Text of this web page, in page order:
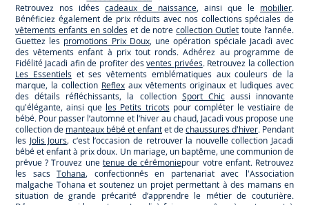
Retrouvez nos idées cadeaux de naissance, ainsi que le mobilier.
Bénéficiez également de prix réduits avec nos collections spéciales de
vêtements enfants en soldeset de notrecollection Outlet toute l’année.
Guettez les promotions Prix Doux, une opération spéciale Jacadi avec
des vêtements enfant à prix tout ronds. Adhérez au programme de
Fidélité Jacadi afin de profiter desventes privées. Retrouvez la collection
Les Essentielset ses vêtements emblématiques aux couleurs de la
marque, la collection Reflex aux vêtements originaux et ludiques avec
des détails réfléchissants, la collection Sport Chicaussi innovante
qu'élégante, ainsi que les Petits tricotspour compléter le vestiaire de
bébé. Pour passer l’automne et l’hiver au chaud, Jacadi vous propose une
collection de manteaux bébé et enfantet dechaussures d'hiver. Pendant
les Jolis Jours, c’est l’occasion de retrouver la nouvelle collection Jacadi
bébé et enfant à prix doux. Un mariage, un baptême, une communion de
prévue ? Trouvez une tenue de cérémoniepour votre enfant. Retrouvez
les sacsTohana, confectionnés en partenariat avec l'Association
malgache Tohana et soutenez un projet permettant à des mamans en
situation de grande précarité d’apprendre le métier de couturière.